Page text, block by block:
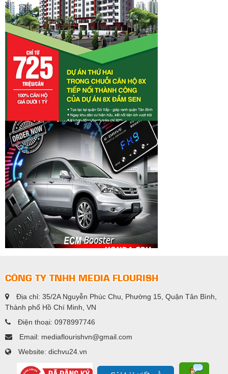
CÔNG TY TNHH MEDIA FLOURISH
Địa chỉ: 35/2A Nguyễn Phúc Chu, Phường 15, Quận Tân Bình,
Thành phố Hồ Chí Minh, VN
Điện thoại: 0978997746
Email: mediaflourishvn@gmail.com
Website: dichvu24.vn